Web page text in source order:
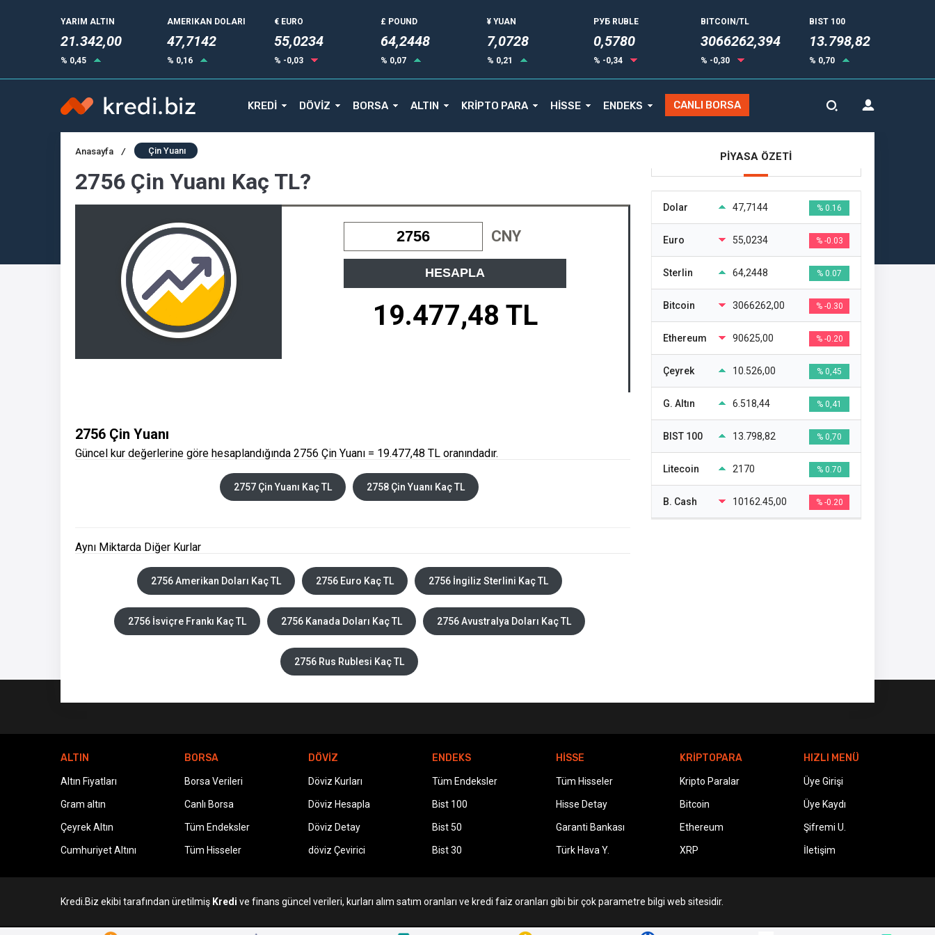
YARIM ALTIN
21.342,00
% 0,45
AMERIKAN DOLARI
47,7142
% 0,16
€ EURO
55,0233
% -0,03
£ POUND
64,2448
% 0,07
¥ YUAN
7,0728
% 0,21
РУБ RUBLE
0,5782
% -0,34
BITCOIN/TL
3066262,394
% -0,30
BIST 100
13.798,82
% 0,70
KREDİ DÖVİZ BORSA ALTIN KRİPTO PARA HİSSE ENDEKS CANLI BORSA
Anasayfa / Çin Yuanı
2756 Çin Yuanı Kaç TL?
CNY
HESAPLA
19.477,48 TL
2756 Çin Yuanı
Güncel kur değerlerine göre hesaplandığında 2756 Çin Yuanı = 19.477,48 TL oranındadır.
2757 Çin Yuanı Kaç TL 2758 Çin Yuanı Kaç TL
Aynı Miktarda Diğer Kurlar
2756 Amerikan Doları Kaç TL 2756 Euro Kaç TL 2756 İngiliz Sterlini Kaç TL
2756 İsviçre Frankı Kaç TL 2756 Kanada Doları Kaç TL 2756 Avustralya Doları Kaç TL
2756 Rus Rublesi Kaç TL
PİYASA ÖZETİ
Dolar 47,7144 % 0.16
Euro 55,0234 % -0.03
Sterlin 64,2448 % 0.07
Bitcoin 3066262,00 % -0.30
Ethereum 90625,00 % -0.20
Çeyrek 10.526,00 % 0,45
G. Altın 6.518,44 % 0,41
BIST 100 13.798,82 % 0,70
Litecoin 2170 % 0.70
B. Cash 10162.45,00 % -0.20
ALTIN
Altın Fiyatları
Gram altın
Çeyrek Altın
Cumhuriyet Altını
BORSA
Borsa Verileri
Canlı Borsa
Tüm Endeksler
Tüm Hisseler
DÖVİZ
Döviz Kurları
Döviz Hesapla
Döviz Detay
döviz Çevirici
ENDEKS
Tüm Endeksler
Bist 100
Bist 50
Bist 30
HİSSE
Tüm Hisseler
Hisse Detay
Garanti Bankası
Türk Hava Y.
KRİPTOPARA
Kripto Paralar
Bitcoin
Ethereum
XRP
HIZLI MENÜ
Üye Girişi
Üye Kaydı
Şifremi U.
İletişim
Kredi.Biz ekibi tarafından üretilmiş Kredi ve finans güncel verileri, kurları alım satım oranları ve kredi faiz oranları gibi bir çok parametre bilgi web sitesidir.